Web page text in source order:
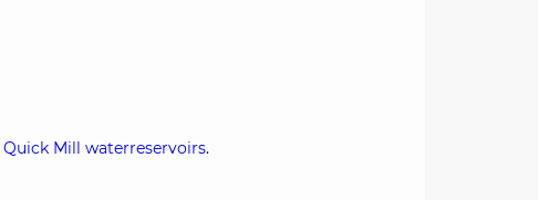
Quick Mill waterreservoirs.